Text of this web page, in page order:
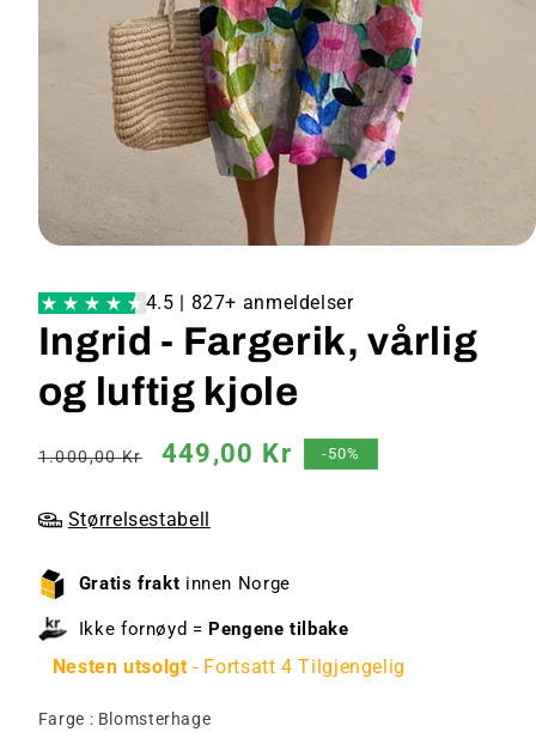
4.5 | 827+ anmeldelser
Ingrid - Fargerik, vårlig
og luftig kjole
Vanlig
1.000,00 Kr Salgspris
449,00 Kr -50%
Størrelsestabell
Gratis frakt innen Norge
Ikke fornøyd = Pengene tilbake
Nesten utsolgt - Fortsatt 4 Tilgjengelig
Farge : BlomsterhageFarge